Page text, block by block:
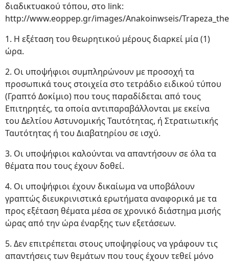
διαδικτυακού τόπου, στο link:
http://www.eoppep.gr/images/Anakoinwseis/
1. Η εξέταση του θεωρητικού μέρους διαρκεί μία (1)
ώρα.
2. Οι υποψήφιοι συμπληρώνουν με προσοχή τα
προσωπικά τους στοιχεία στο τετράδιο ειδικού τύπου
(Γραπτό Δοκίμιο) που τους παραδίδεται από τους
Επιτηρητές, τα οποία αντιπαραβάλλονται με εκείνα
του Δελτίου Αστυνομικής Ταυτότητας, ή Στρατιωτικής
Ταυτότητας ή του Διαβατηρίου σε ισχύ.
3. Οι υποψήφιοι καλούνται να απαντήσουν σε όλα τα
θέματα που τους έχουν δοθεί.
4. Οι υποψήφιοι έχουν δικαίωμα να υποβάλουν
γραπτώς διευκρινιστικά ερωτήματα αναφορικά με τα
προς εξέταση θέματα μέσα σε χρονικό διάστημα μισής
ώρας από την ώρα έναρξης των εξετάσεων.
5. Δεν επιτρέπεται στους υποψηφίους να γράφουν τις
απαντήσεις των θεμάτων που τους έχουν τεθεί μόνο